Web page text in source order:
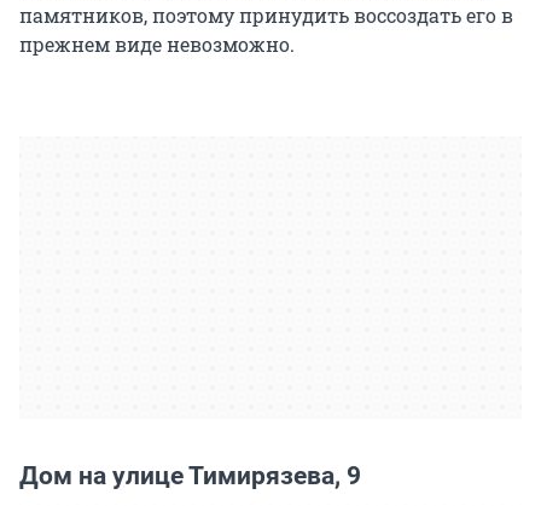
памятников, поэтому принудить воссоздать его в
прежнем виде невозможно.
Дом на улице Тимирязева, 9